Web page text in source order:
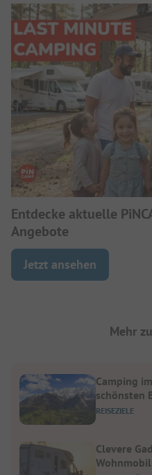
Entdecke aktuelle
Angebote
Jetzt ansehen
Mehr
REISEZIELE
Camping
schönsten
Clevere
Wohnmobil